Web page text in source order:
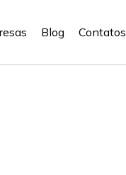
Blog Contatos